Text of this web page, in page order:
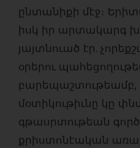
ընտանիքի մէջ։
իսկ իր արտակարգ
յայտնուած էր.
օրերու
բարեպաշտութեամբ,
մօտիկութիւնը կը
գթասրտութեան
քրիստոնէական